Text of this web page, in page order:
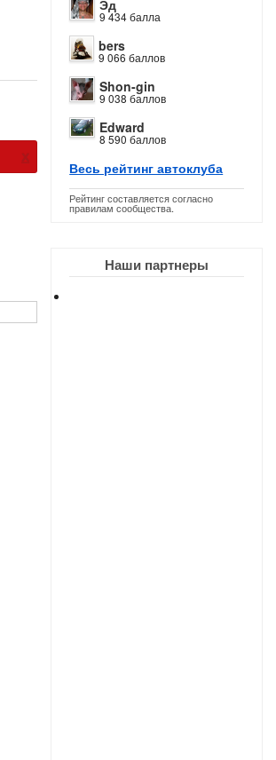
Эд
9 434 балла
bers
9 066 баллов
Shon-gin
9 038 баллов
Edward
8 590 баллов
Весь рейтинг автоклуба
Рейтинг составляется согласно
правилам сообщества.
Наши партнеры
х